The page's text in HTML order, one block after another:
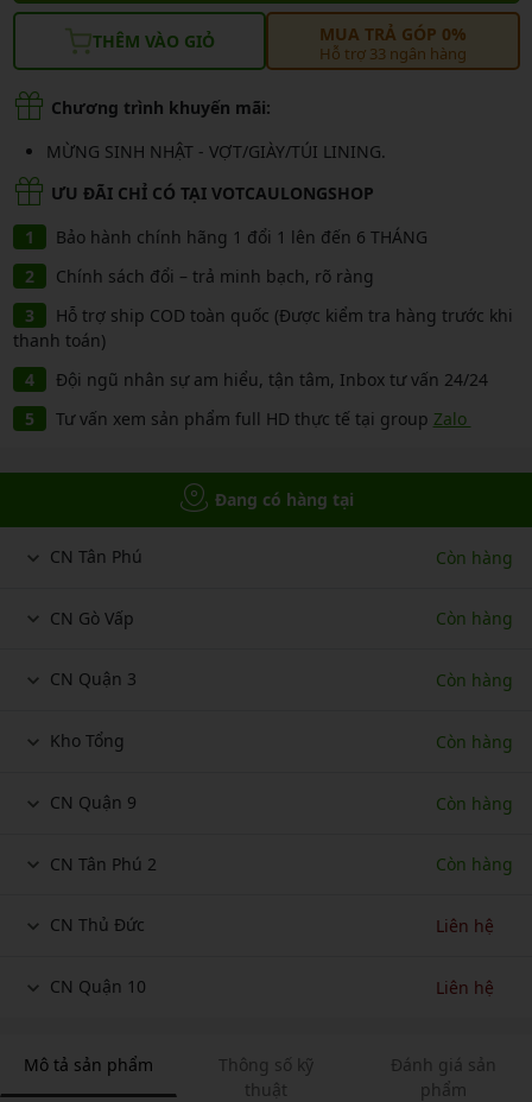
THÊM VÀO GIỎ MUA TRẢ GÓP 0%
Hỗ trợ 33 ngân hàng
Chương trình khuyến mãi:
MỪNG SINH NHẬT - VỢT/GIÀY/TÚI LINING.
ƯU ĐÃI CHỈ CÓ TẠI VOTCAULONGSHOP
Bảo hành chính hãng 1 đổi 1 lên đến 6 THÁNG
Chính sách đổi – trả minh bạch, rõ ràng
Hỗ trợ ship COD toàn quốc (Được kiểm tra hàng trước khi
thanh toán)
Đội ngũ nhân sự am hiểu, tận tâm, Inbox tư vấn 24/24
Tư vấn xem sản phẩm full HD thực tế tại group Zalo
Đang có hàng tại
CN Tân Phú Còn hàng
CN Gò Vấp Còn hàng
CN Quận 3 Còn hàng
Kho Tổng Còn hàng
CN Quận 9 Còn hàng
CN Tân Phú 2 Còn hàng
CN Thủ Đức Liên hệ
CN Quận 10 Liên hệ
Mô tả sản phẩm
Thông số kỹ
thuật
Đánh giá sản
phẩm